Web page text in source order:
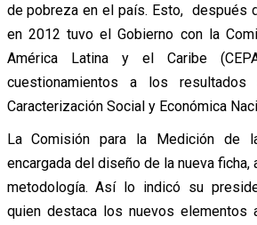
de pobreza en el país. Esto, después
en 2012 tuvo el Gobierno con la
América Latina y el Caribe
cuestionamientos a los
Caracterización Social y Económica
La Comisión para la Medición de
encargada del diseño de la nueva ficha,
metodología. Así lo indicó su
quien destaca los nuevos elementos